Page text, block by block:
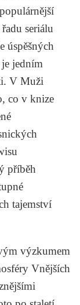
seriálu
úspěšných
jedním
V Muži
co v knize
příběh
tajemství
výzkumem
Vnějších